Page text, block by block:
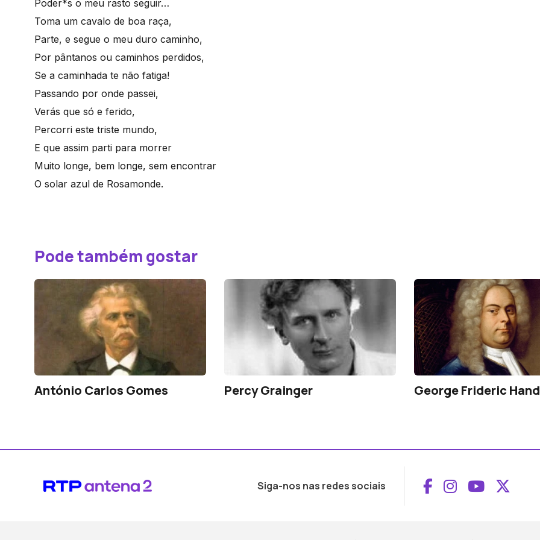
Poder*s o meu rasto seguir…
Toma um cavalo de boa raça,
Parte, e segue o meu duro caminho,
Por pântanos ou caminhos perdidos,
Se a caminhada te não fatiga!
Passando por onde passei,
Verás que só e ferido,
Percorri este triste mundo,
E que assim parti para morrer
Muito longe, bem longe, sem encontrar
O solar azul de Rosamonde.
Pode também gostar
António Carlos Gomes Percy Grainger George Frideric
Siga-nos nas redes sociais Aceder ao
Aceder ao
Aceder